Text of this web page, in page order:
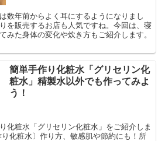
数年前からよく耳にするようになりまし
を販売するお店も人気ですね。今回は、寝
みた身体の変化や炊き方もご紹介します。
簡単手作り化粧水「グリセリン化
粧水」精製水以外でも作ってみよ
う！
化粧水「グリセリン化粧水」をご紹介しま